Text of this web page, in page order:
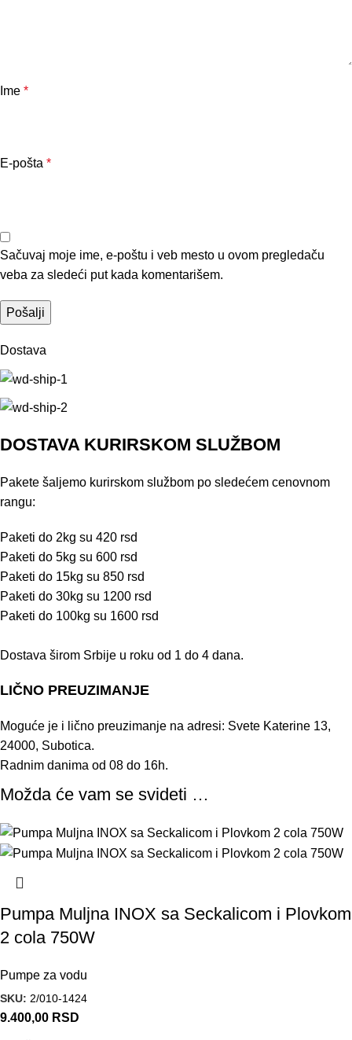
Ime *
E-pošta *
Sačuvaj moje ime, e-poštu i veb mesto u ovom pregledaču
veba za sledeći put kada komentarišem.
Dostava
DOSTAVA KURIRSKOM SLUŽBOM
Pakete šaljemo kurirskom službom po sledećem cenovnom
rangu:
Paketi do 2kg su 420 rsd
Paketi do 5kg su 600 rsd
Paketi do 15kg su 850 rsd
Paketi do 30kg su 1200 rsd
Paketi do 100kg su 1600 rsd
Dostava širom Srbije u roku od 1 do 4 dana.
LIČNO PREUZIMANJE
Moguće je i lično preuzimanje na adresi: Svete Katerine 13,
24000, Subotica.
Radnim danima od 08 do 16h.
Možda će vam se svideti …
Pumpa Muljna INOX sa Seckalicom i Plovkom
2 cola 750W
Pumpe za vodu
SKU: 2/010-1424
9.400,00 RSD